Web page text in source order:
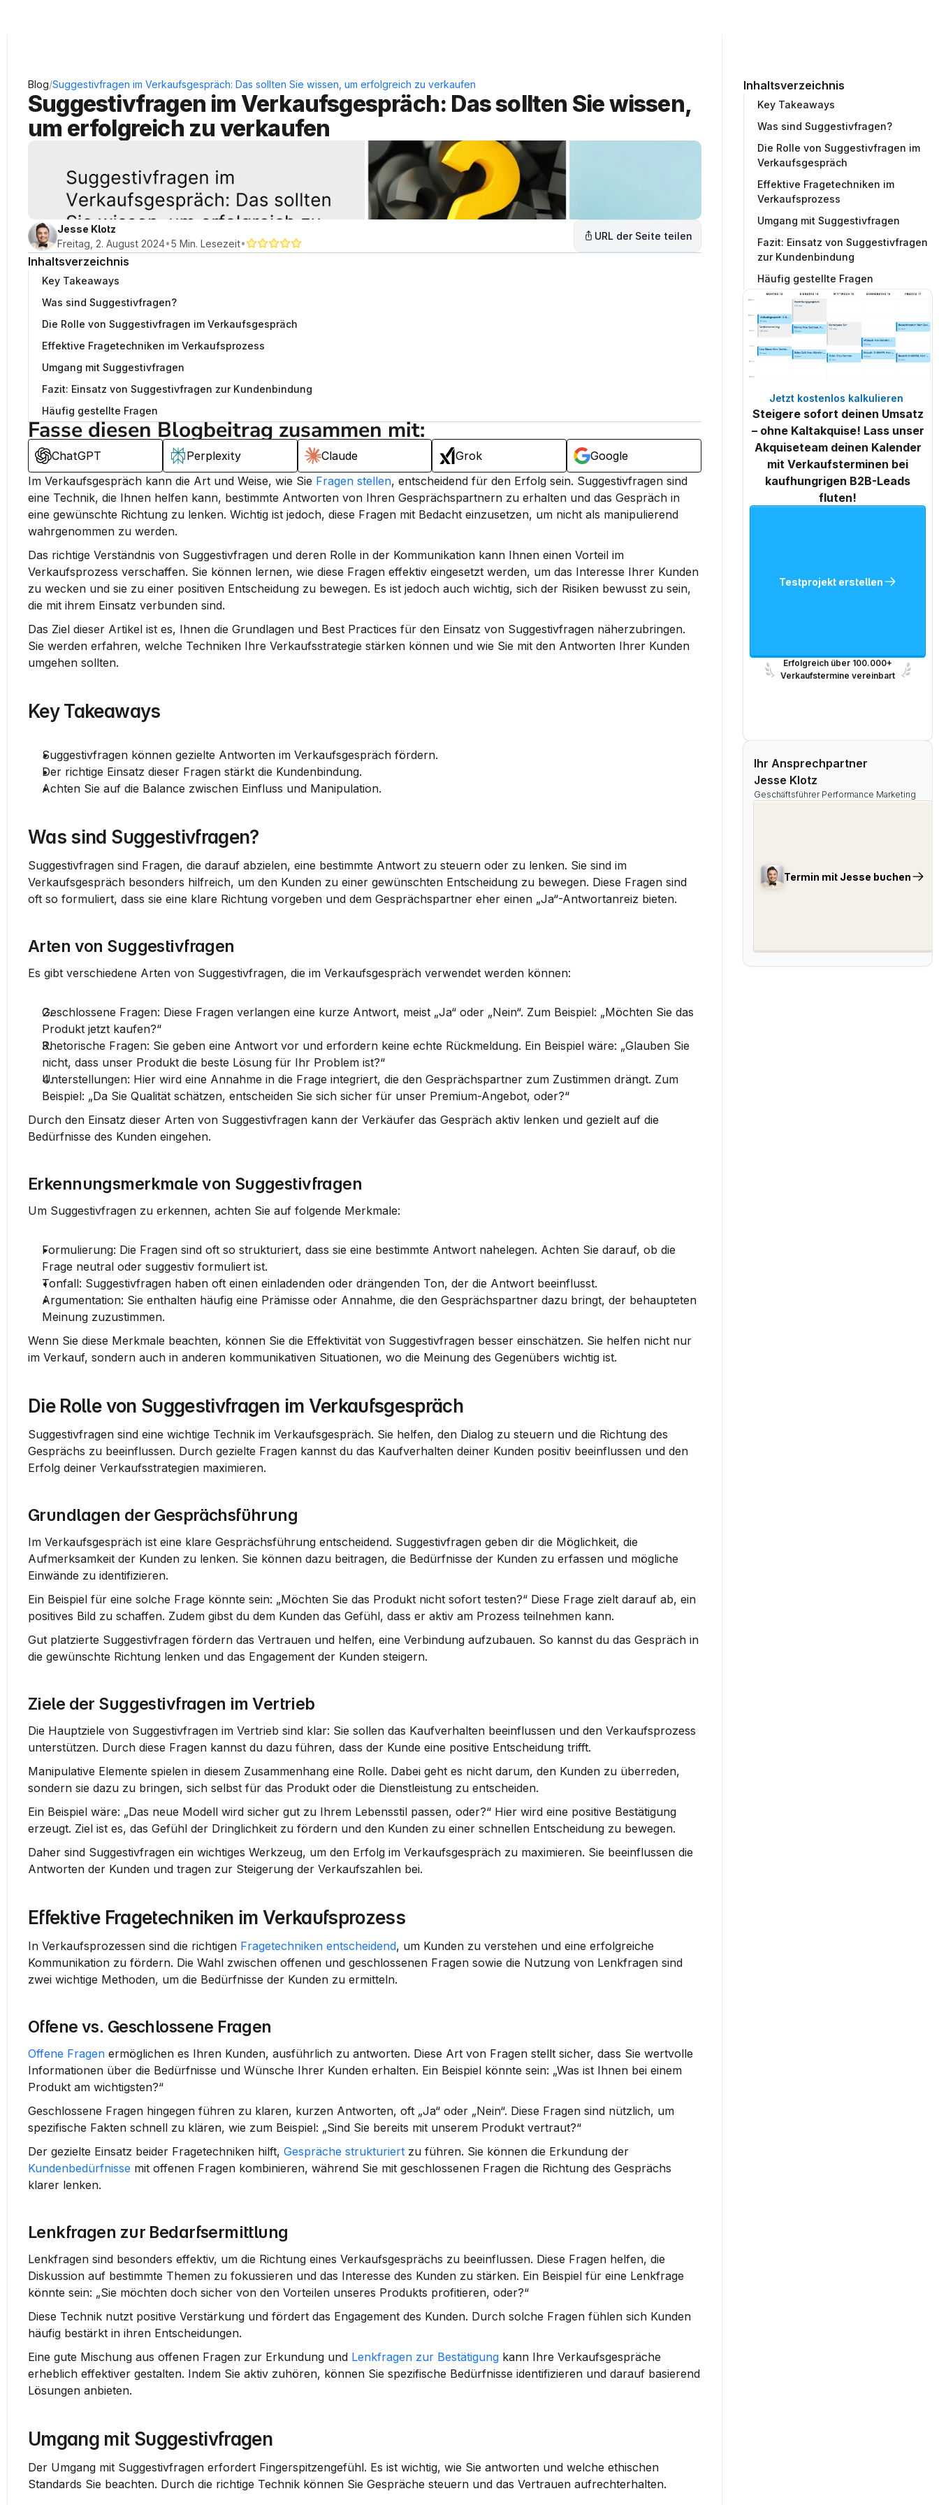
Inhaltsverzeichnis
Key Takeaways
Was sind Suggestivfragen?
Die Rolle von Suggestivfragen im
Verkaufsgespräch
Effektive Fragetechniken im
Verkaufsprozess
Umgang mit Suggestivfragen
Fazit: Einsatz von Suggestivfragen
zur Kundenbindung
Häufig gestellte Fragen
Jetzt kostenlos kalkulieren
Steigere sofort deinen Umsatz
– ohne Kaltakquise! Lass unser
Akquiseteam deinen Kalender
mit Verkaufsterminen bei
kaufhungrigen B2B-Leads
fluten!
Testprojekt erstellen
Erfolgreich über 100.000+
Verkaufstermine vereinbart
Ihr Ansprechpartner
Jesse Klotz
Geschäftsführer Performance Marketing
Termin mit Jesse buchen
Blog/Suggestivfragen im Verkaufsgespräch: Das sollten Sie wissen, um erfolgreich zu verkaufen
Suggestivfragen im Verkaufsgespräch: Das sollten Sie wissen,
um erfolgreich zu verkaufen
Jesse Klotz
Freitag, 2. August 2024•5 Min. Lesezeit•
URL der Seite teilen
Inhaltsverzeichnis
Key Takeaways
Was sind Suggestivfragen?
Die Rolle von Suggestivfragen im Verkaufsgespräch
Effektive Fragetechniken im Verkaufsprozess
Umgang mit Suggestivfragen
Fazit: Einsatz von Suggestivfragen zur Kundenbindung
Häufig gestellte Fragen
Fasse diesen Blogbeitrag zusammen mit:
ChatGPT Perplexity Claude Grok
Google
Im Verkaufsgespräch kann die Art und Weise, wie Sie Fragen stellen, entscheidend für den Erfolg sein. Suggestivfragen sind
eine Technik, die Ihnen helfen kann, bestimmte Antworten von Ihren Gesprächspartnern zu erhalten und das Gespräch in
eine gewünschte Richtung zu lenken. Wichtig ist jedoch, diese Fragen mit Bedacht einzusetzen, um nicht als manipulierend
wahrgenommen zu werden.
Das richtige Verständnis von Suggestivfragen und deren Rolle in der Kommunikation kann Ihnen einen Vorteil im
Verkaufsprozess verschaffen. Sie können lernen, wie diese Fragen effektiv eingesetzt werden, um das Interesse Ihrer Kunden
zu wecken und sie zu einer positiven Entscheidung zu bewegen. Es ist jedoch auch wichtig, sich der Risiken bewusst zu sein,
die mit ihrem Einsatz verbunden sind.
Das Ziel dieser Artikel ist es, Ihnen die Grundlagen und Best Practices für den Einsatz von Suggestivfragen näherzubringen.
Sie werden erfahren, welche Techniken Ihre Verkaufsstrategie stärken können und wie Sie mit den Antworten Ihrer Kunden
umgehen sollten.
Key Takeaways
Suggestivfragen können gezielte Antworten im Verkaufsgespräch fördern.
Der richtige Einsatz dieser Fragen stärkt die Kundenbindung.
Achten Sie auf die Balance zwischen Einfluss und Manipulation.
Was sind Suggestivfragen?
Suggestivfragen sind Fragen, die darauf abzielen, eine bestimmte Antwort zu steuern oder zu lenken. Sie sind im
Verkaufsgespräch besonders hilfreich, um den Kunden zu einer gewünschten Entscheidung zu bewegen. Diese Fragen sind
oft so formuliert, dass sie eine klare Richtung vorgeben und dem Gesprächspartner eher einen „Ja“-Antwortanreiz bieten.
Arten von Suggestivfragen
Es gibt verschiedene Arten von Suggestivfragen, die im Verkaufsgespräch verwendet werden können:
Geschlossene Fragen: Diese Fragen verlangen eine kurze Antwort, meist „Ja“ oder „Nein“. Zum Beispiel: „Möchten Sie das
Produkt jetzt kaufen?“
Rhetorische Fragen: Sie geben eine Antwort vor und erfordern keine echte Rückmeldung. Ein Beispiel wäre: „Glauben Sie
nicht, dass unser Produkt die beste Lösung für Ihr Problem ist?“
Unterstellungen: Hier wird eine Annahme in die Frage integriert, die den Gesprächspartner zum Zustimmen drängt. Zum
Beispiel: „Da Sie Qualität schätzen, entscheiden Sie sich sicher für unser Premium-Angebot, oder?“
Durch den Einsatz dieser Arten von Suggestivfragen kann der Verkäufer das Gespräch aktiv lenken und gezielt auf die
Bedürfnisse des Kunden eingehen.
Erkennungsmerkmale von Suggestivfragen
Um Suggestivfragen zu erkennen, achten Sie auf folgende Merkmale:
Formulierung: Die Fragen sind oft so strukturiert, dass sie eine bestimmte Antwort nahelegen. Achten Sie darauf, ob die
Frage neutral oder suggestiv formuliert ist.
Tonfall: Suggestivfragen haben oft einen einladenden oder drängenden Ton, der die Antwort beeinflusst.
Argumentation: Sie enthalten häufig eine Prämisse oder Annahme, die den Gesprächspartner dazu bringt, der behaupteten
Meinung zuzustimmen.
Wenn Sie diese Merkmale beachten, können Sie die Effektivität von Suggestivfragen besser einschätzen. Sie helfen nicht nur
im Verkauf, sondern auch in anderen kommunikativen Situationen, wo die Meinung des Gegenübers wichtig ist.
Die Rolle von Suggestivfragen im Verkaufsgespräch
Suggestivfragen sind eine wichtige Technik im Verkaufsgespräch. Sie helfen, den Dialog zu steuern und die Richtung des
Gesprächs zu beeinflussen. Durch gezielte Fragen kannst du das Kaufverhalten deiner Kunden positiv beeinflussen und den
Erfolg deiner Verkaufsstrategien maximieren.
Grundlagen der Gesprächsführung
Im Verkaufsgespräch ist eine klare Gesprächsführung entscheidend. Suggestivfragen geben dir die Möglichkeit, die
Aufmerksamkeit der Kunden zu lenken. Sie können dazu beitragen, die Bedürfnisse der Kunden zu erfassen und mögliche
Einwände zu identifizieren.
Ein Beispiel für eine solche Frage könnte sein: „Möchten Sie das Produkt nicht sofort testen?“ Diese Frage zielt darauf ab, ein
positives Bild zu schaffen. Zudem gibst du dem Kunden das Gefühl, dass er aktiv am Prozess teilnehmen kann.
Gut platzierte Suggestivfragen fördern das Vertrauen und helfen, eine Verbindung aufzubauen. So kannst du das Gespräch in
die gewünschte Richtung lenken und das Engagement der Kunden steigern.
Ziele der Suggestivfragen im Vertrieb
Die Hauptziele von Suggestivfragen im Vertrieb sind klar: Sie sollen das Kaufverhalten beeinflussen und den Verkaufsprozess
unterstützen. Durch diese Fragen kannst du dazu führen, dass der Kunde eine positive Entscheidung trifft.
Manipulative Elemente spielen in diesem Zusammenhang eine Rolle. Dabei geht es nicht darum, den Kunden zu überreden,
sondern sie dazu zu bringen, sich selbst für das Produkt oder die Dienstleistung zu entscheiden.
Ein Beispiel wäre: „Das neue Modell wird sicher gut zu Ihrem Lebensstil passen, oder?“ Hier wird eine positive Bestätigung
erzeugt. Ziel ist es, das Gefühl der Dringlichkeit zu fördern und den Kunden zu einer schnellen Entscheidung zu bewegen.
Daher sind Suggestivfragen ein wichtiges Werkzeug, um den Erfolg im Verkaufsgespräch zu maximieren. Sie beeinflussen die
Antworten der Kunden und tragen zur Steigerung der Verkaufszahlen bei.
Effektive Fragetechniken im Verkaufsprozess
In Verkaufsprozessen sind die richtigen Fragetechniken entscheidend, um Kunden zu verstehen und eine erfolgreiche
Kommunikation zu fördern. Die Wahl zwischen offenen und geschlossenen Fragen sowie die Nutzung von Lenkfragen sind
zwei wichtige Methoden, um die Bedürfnisse der Kunden zu ermitteln.
Offene vs. Geschlossene Fragen
Offene Fragen ermöglichen es Ihren Kunden, ausführlich zu antworten. Diese Art von Fragen stellt sicher, dass Sie wertvolle
Informationen über die Bedürfnisse und Wünsche Ihrer Kunden erhalten. Ein Beispiel könnte sein: „Was ist Ihnen bei einem
Produkt am wichtigsten?“
Geschlossene Fragen hingegen führen zu klaren, kurzen Antworten, oft „Ja“ oder „Nein“. Diese Fragen sind nützlich, um
spezifische Fakten schnell zu klären, wie zum Beispiel: „Sind Sie bereits mit unserem Produkt vertraut?“
Der gezielte Einsatz beider Fragetechniken hilft, Gespräche strukturiert
Kundenbedürfnisse mit offenen Fragen kombinieren, während Sie mit geschlossenen Fragen die Richtung des Gesprächs
klarer lenken.
Lenkfragen zur Bedarfsermittlung
Lenkfragen sind besonders effektiv, um die Richtung eines Verkaufsgesprächs zu beeinflussen. Diese Fragen helfen, die
Diskussion auf bestimmte Themen zu fokussieren und das Interesse des Kunden zu stärken. Ein Beispiel für eine Lenkfrage
könnte sein: „Sie möchten doch sicher von den Vorteilen unseres Produkts profitieren, oder?“
Diese Technik nutzt positive Verstärkung und fördert das Engagement des Kunden. Durch solche Fragen fühlen sich Kunden
häufig bestärkt in ihren Entscheidungen.
Eine gute Mischung aus offenen Fragen zur Erkundung und Lenkfragen zur Bestätigung kann Ihre Verkaufsgespräche
erheblich effektiver gestalten. Indem Sie aktiv zuhören, können Sie spezifische Bedürfnisse identifizieren und darauf basierend
Lösungen anbieten.
Umgang mit Suggestivfragen
Der Umgang mit Suggestivfragen erfordert Fingerspitzengefühl. Es ist wichtig, wie Sie antworten und welche ethischen
Standards Sie beachten. Durch die richtige Technik können Sie Gespräche steuern und das Vertrauen aufrechterhalten.